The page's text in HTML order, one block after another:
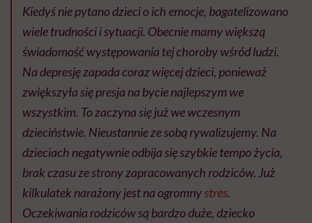
Kiedyś nie pytano dzieci o ich emocje, bagatelizowano
wiele trudności i sytuacji. Obecnie mamy większą
świadomość występowania tej choroby wśród ludzi.
Na depresję zapada coraz więcej dzieci, ponieważ
zwiększyła się presja na bycie najlepszym we
wszystkim. To zaczyna się już we wczesnym
dzieciństwie. Nieustannie ze sobą rywalizujemy. Na
dzieciach negatywnie odbija się szybkie tempo życia,
brak czasu ze strony zapracowanych rodziców. Już
kilkulatek narażony jest na ogromnystres.
Oczekiwania rodziców są bardzo duże, dziecko